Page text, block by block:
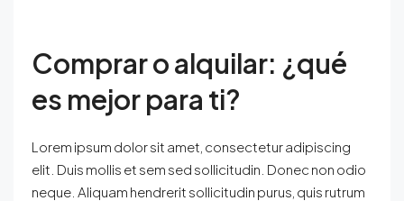
Comprar o alquilar: ¿qué
es mejor para ti?
Lorem ipsum dolor sit amet, consectetur adipiscing
elit. Duis mollis et sem sed sollicitudin. Donec non odio
neque. Aliquam hendrerit sollicitudin purus, quis rutrum